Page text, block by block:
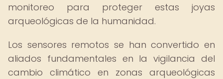
monitoreo para proteger estas joyas
arqueológicas de la humanidad.
Los sensores remotos se han convertido en
aliados fundamentales en la vigilancia del
cambio climático en zonas arqueológicas